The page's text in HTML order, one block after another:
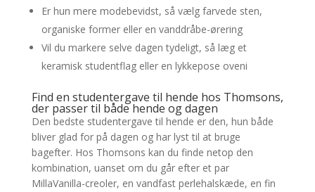
Er hun mere modebevidst, så vælg farvede sten,
organiske former eller en vanddråbe-ørering
Vil du markere selve dagen tydeligt, så læg et
keramisk studentflag eller en lykkepose oveni
Find en studentergave til hende hos Thomsons,
der passer til både hende og dagen
Den bedste studentergave til hende er den, hun både
bliver glad for på dagen og har lyst til at bruge
bagefter. Hos Thomsons kan du finde netop den
kombination, uanset om du går efter et par
MillaVanilla-creoler, en vandfast perlehalskæde, en fin